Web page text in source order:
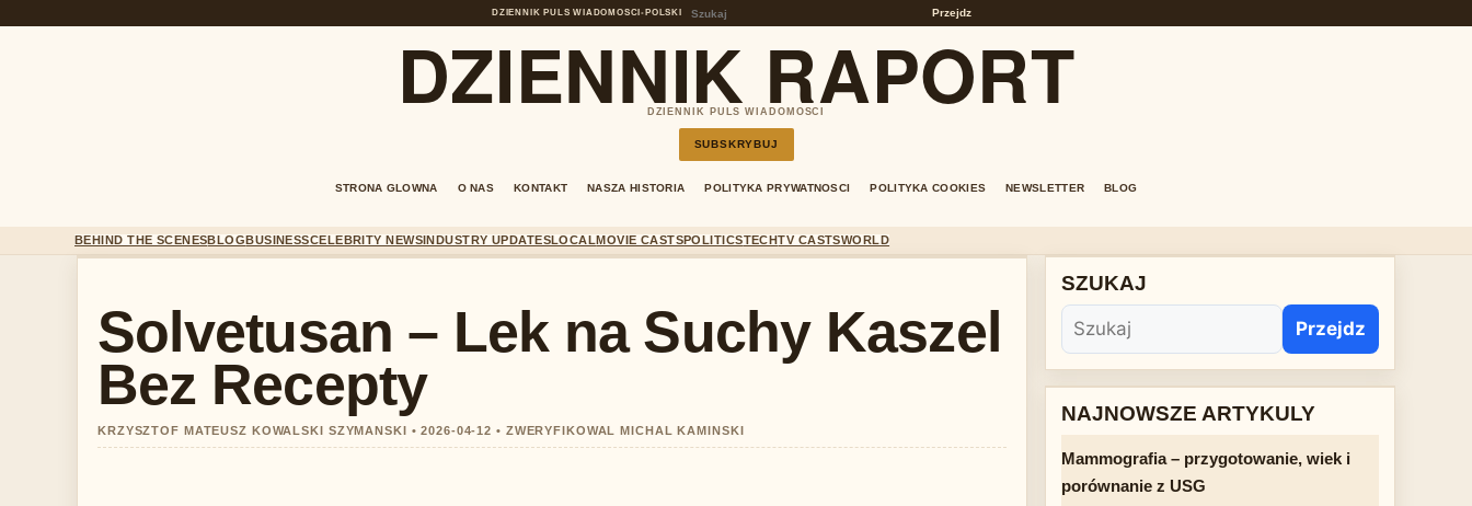
DZIENNIK PULS WIADOMOSCI• POLSKI Przejdz
DZIENNIK RAPORT
DZIENNIK PULS WIADOMOSCI
SUBSKRYBUJ
STRONA GLOWNA O NAS KONTAKT NASZA HISTORIA POLITYKA PRYWATNOSCI POLITYKA COOKIES NEWSLETTER BLOG
BEHIND THE SCENESBLOGBUSINESSCELEBRITY NEWSINDUSTRY UPDATESLOCALMOVIE CASTSPOLITICSTECHTV CASTSWORLD
Solvetusan – Lek na Suchy Kaszel
Bez Recepty
KRZYSZTOF MATEUSZ KOWALSKI SZYMANSKI • 2026-04-12 • ZWERYFIKOWAL MICHAL KAMINSKI
SZUKAJ
Przejdz
NAJNOWSZE ARTYKULY
Mammografia – przygotowanie, wiek i
porównanie z USG